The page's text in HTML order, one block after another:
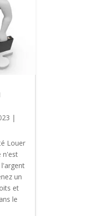
|
Louer
n'est
un
et
le